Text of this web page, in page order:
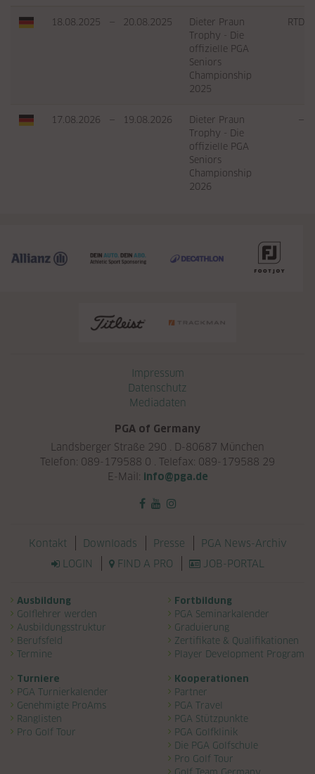
18.08.2025 — 20.08.2025
Dieter Praun
Trophy - Die
offizielle PGA
Seniors
Championship
2025
RTD
17.08.2026 — 19.08.2026
Dieter Praun
Trophy - Die
offizielle PGA
Seniors
Championship
2026
—
Impressum
Datenschutz
Mediadaten
PGA of Germany
Landsberger Straße 290 . D-80687 München
Telefon: 089-179588 0 . Telefax: 089-179588 29
E-Mail: info@pga.de
Navigation überspringen
Kontakt Downloads Presse
PGA News-Archiv
LOGIN
FIND A PRO JOB-PORTAL
Navigation überspringen
Ausbildung
Golflehrer werden
Ausbildungsstruktur
Berufsfeld
Termine
Fortbildung
PGA Seminarkalender
Graduierung
Zertifikate & Qualifikationen
Player Development Program
Turniere
PGA Turnierkalender
Genehmigte ProAms
Ranglisten
Pro Golf Tour
Kooperationen
Partner
PGA Travel
PGA Stützpunkte
PGA Golfklinik
Die PGA Golfschule
Pro Golf Tour
Golf Team Germany